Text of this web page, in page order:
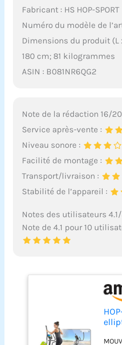
Fabricant : HS HOP-SPORT
Numéro du modèle de
Dimensions du produit (L
180 cm; 81 kilogrammes
ASIN : B081NR6QG2
Note de la rédaction 16/20
Service après-vente :
Niveau sonore :
Facilité de montage :
Transport/livraison :
Stabilité de l’appareil :
Notes des utilisateurs
Note de 4.1 pour 10